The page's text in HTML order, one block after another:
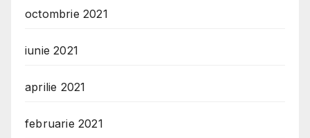
octombrie 2021
iunie 2021
aprilie 2021
februarie 2021